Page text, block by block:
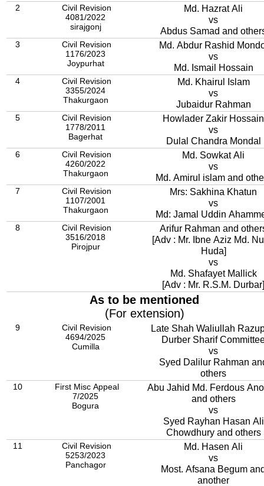
2
Civil Revision
4081/2022
sirajgonj
Md. Hazrat Ali
vs
Abdus Samad and
3
Civil Revision
1176/2023
Joypurhat
Md. Abdur Rashid
vs
Md. Ismail Hossain
4
Civil Revision
3355/2024
Thakurgaon
Md. Khairul Islam
vs
Jubaidur Rahman
5
Civil Revision
1778/2011
Bagerhat
Howlader Zakir Hossain
vs
Dulal Chandra Mondal
6
Civil Revision
4260/2022
Thakurgaon
Md. Sowkat Ali
vs
Md. Amirul islam and
7
Civil Revision
1107/2001
Thakurgaon
Mrs: Sakhina Khatun
vs
Md: Jamal Uddin
8
Civil Revision
3516/2018
Pirojpur
Arifur Rahman and
[Adv : Mr. Ibne Aziz Md.
Huda]
vs
Md. Shafayet Mallick
[Adv : Mr. R.S.M. Durbar]
As to be mentioned
(For extension)
9
Civil Revision
4694/2025
Cumilla
Late Shah Waliullah
Durber Sharif
vs
Syed Dalilur Rahman
others
10
First Misc Appeal
7/2025
Bogura
Abu Jahid Md. Ferdous
and others
vs
Syed Rayhan Hasan Ali
Chowdhury and others
11
Civil Revision
5253/2023
Panchagor
Md. Hasen Ali
vs
Most. Afsana Begum
another